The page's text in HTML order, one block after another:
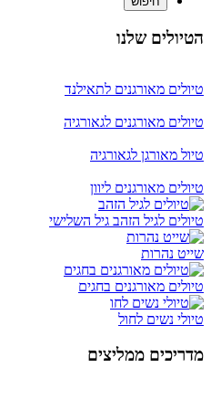
הטיולים שלנו
טיולים מאורגנים לתאילנד
טיולים מאורגנים לגאורגיה
טיול מאורגן לגאורגיה
טיולים מאורגנים ליוון
טיולים לגיל הזהב גיל השלישי
שייט נהרות
טיולים מאורגנים בחגים
טיולי נשים לחול
מדריכים ממליצים